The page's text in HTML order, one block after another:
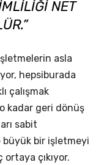
NET
asla
hepsiburada
çalışmak
kadar geri dönüş
sabit
bir işletmeyi
ortaya çıkıyor.